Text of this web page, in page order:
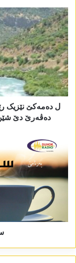
ل دەمەکێ نێزیک
دەڤەرێ دێ